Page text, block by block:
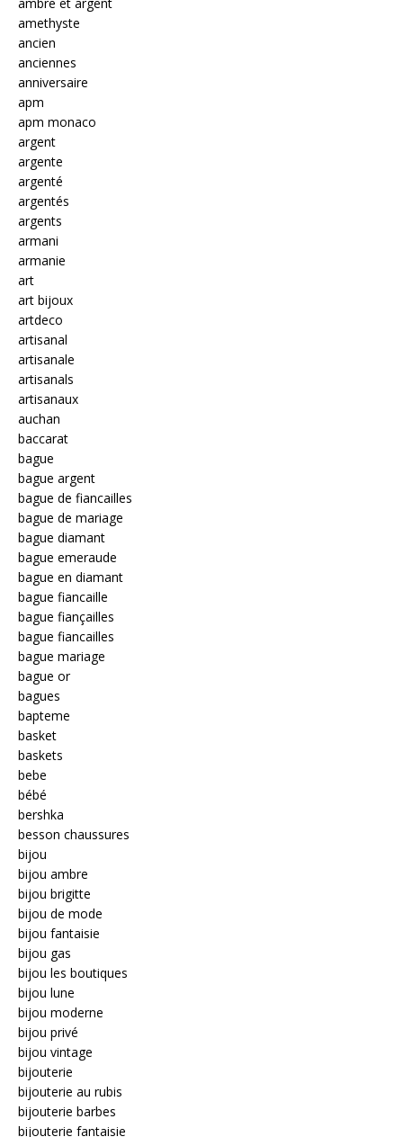
amethyste
ancien
anciennes
anniversaire
apm
apm monaco
argent
argente
argenté
argentés
argents
armani
armanie
art
art bijoux
artdeco
artisanal
artisanale
artisanals
artisanaux
auchan
baccarat
bague
bague argent
bague de fiancailles
bague de mariage
bague diamant
bague emeraude
bague en diamant
bague fiancaille
bague fiançailles
bague fiancailles
bague mariage
bague or
bagues
bapteme
basket
baskets
bebe
bébé
bershka
besson chaussures
bijou
bijou ambre
bijou brigitte
bijou de mode
bijou fantaisie
bijou gas
bijou les boutiques
bijou lune
bijou moderne
bijou privé
bijou vintage
bijouterie
bijouterie au rubis
bijouterie barbes
bijouterie fantaisie